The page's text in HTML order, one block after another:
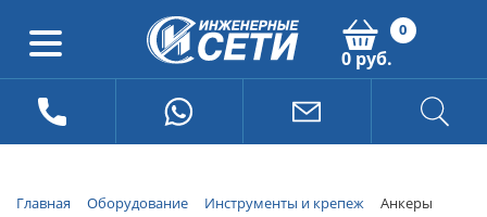
0
0 руб.
Главная Оборудование Инструменты и крепеж Анкеры